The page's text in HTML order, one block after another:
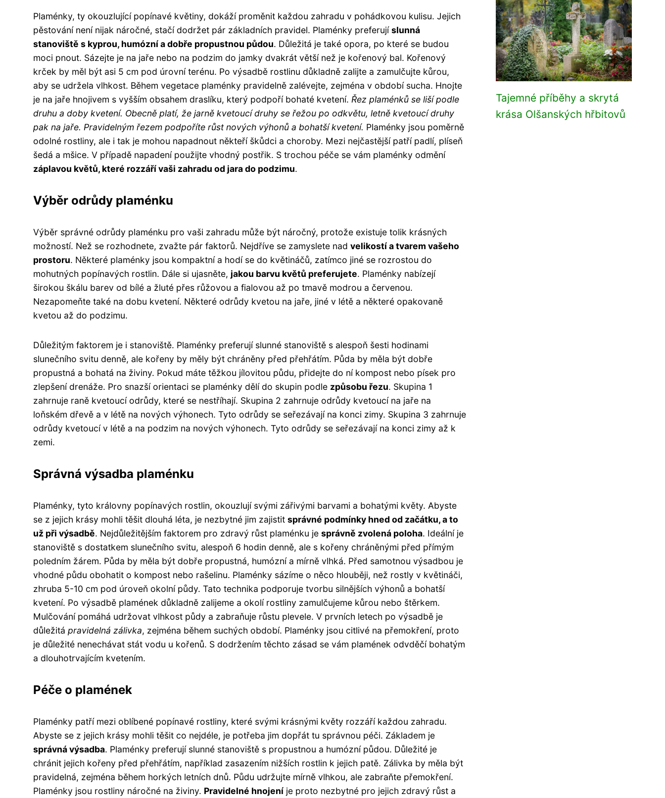
Plaménky, ty okouzlující popínavé květiny, dokáží proměnit každou zahradu v pohádkovou kulisu. Jejich
pěstování není nijak náročné, stačí dodržet pár základních pravidel. Plaménky preferujíslunná
stanoviště s kyprou, humózní a dobře propustnou půdou. Důležitá je také opora, po které se budou
moci pnout. Sázejte je na jaře nebo na podzim do jamky dvakrát větší než je kořenový bal. Kořenový
krček by měl být asi 5 cm pod úrovní terénu. Po výsadbě rostlinu důkladně zalijte a zamulčujte kůrou,
aby se udržela vlhkost. Během vegetace plaménky pravidelně zalévejte, zejména v období sucha. Hnojte
je na jaře hnojivem s vyšším obsahem draslíku, který podpoří bohaté kvetení. Řez plaménků se liší podle
druhu a doby kvetení. Obecně platí, že jarně kvetoucí druhy se řežou po odkvětu, letně kvetoucí druhy
pak na jaře. Pravidelným řezem podpoříte růst nových výhonů a bohatší kvetení. Plaménky jsou poměrně
odolné rostliny, ale i tak je mohou napadnout někteří škůdci a choroby. Mezi nejčastější patří padlí, plíseň
šedá a mšice. V případě napadení použijte vhodný postřik. S trochou péče se vám plaménky odmění
záplavou květů, které rozzáří vaši zahradu od jara do podzimu.
Výběr odrůdy plaménku
Výběr správné odrůdy plaménku pro vaši zahradu může být náročný, protože existuje tolik krásných
možností. Než se rozhodnete, zvažte pár faktorů. Nejdříve se zamyslete nad velikostí a tvarem vašeho
prostoru. Některé plaménky jsou kompaktní a hodí se do květináčů, zatímco jiné se rozrostou do
mohutných popínavých rostlin. Dále si ujasněte, jakou barvu květů preferujete. Plaménky nabízejí
širokou škálu barev od bílé a žluté přes růžovou a fialovou až po tmavě modrou a červenou.
Nezapomeňte také na dobu kvetení. Některé odrůdy kvetou na jaře, jiné v létě a některé opakovaně
kvetou až do podzimu.
Důležitým faktorem je i stanoviště. Plaménky preferují slunné stanoviště s alespoň šesti hodinami
slunečního svitu denně, ale kořeny by měly být chráněny před přehřátím. Půda by měla být dobře
propustná a bohatá na živiny. Pokud máte těžkou jílovitou půdu, přidejte do ní kompost nebo písek pro
zlepšení drenáže. Pro snazší orientaci se plaménky dělí do skupin podle způsobu řezu. Skupina 1
zahrnuje raně kvetoucí odrůdy, které se nestříhají. Skupina 2 zahrnuje odrůdy kvetoucí na jaře na
loňském dřevě a v létě na nových výhonech. Tyto odrůdy se seřezávají na konci zimy. Skupina 3 zahrnuje
odrůdy kvetoucí v létě a na podzim na nových výhonech. Tyto odrůdy se seřezávají na konci zimy až k
zemi.
Správná výsadba plaménku
Plaménky, tyto královny popínavých rostlin, okouzlují svými zářivými barvami a bohatými květy. Abyste
se z jejich krásy mohli těšit dlouhá léta, je nezbytné jim zajistit správné podmínky hned od začátku, a to
už při výsadbě. Nejdůležitějším faktorem pro zdravý růst plaménku je správně zvolená poloha. Ideální je
stanoviště s dostatkem slunečního svitu, alespoň 6 hodin denně, ale s kořeny chráněnými před přímým
poledním žárem. Půda by měla být dobře propustná, humózní a mírně vlhká. Před samotnou výsadbou je
vhodné půdu obohatit o kompost nebo rašelinu. Plaménky sázíme o něco hlouběji, než rostly v květináči,
zhruba 5-10 cm pod úroveň okolní půdy. Tato technika podporuje tvorbu silnějších výhonů a bohatší
kvetení. Po výsadbě plamének důkladně zalijeme a okolí rostliny zamulčujeme kůrou nebo štěrkem.
Mulčování pomáhá udržovat vlhkost půdy a zabraňuje růstu plevele. V prvních letech po výsadbě je
důležitá pravidelná zálivka, zejména během suchých období. Plaménky jsou citlivé na přemokření, proto
je důležité nenechávat stát vodu u kořenů. S dodržením těchto zásad se vám plamének odvděčí bohatým
a dlouhotrvajícím kvetením.
Péče o plamének
Plaménky patří mezi oblíbené popínavé rostliny, které svými krásnými květy rozzáří každou zahradu.
Abyste se z jejich krásy mohli těšit co nejdéle, je potřeba jim dopřát tu správnou péči. Základem je
správná výsadba. Plaménky preferují slunné stanoviště s propustnou a humózní půdou. Důležité je
chránit jejich kořeny před přehřátím, například zasazením nižších rostlin k jejich patě. Zálivka by měla být
pravidelná, zejména během horkých letních dnů. Půdu udržujte mírně vlhkou, ale zabraňte přemokření.
Plaménky jsou rostliny náročné na živiny. Pravidelné hnojení je proto nezbytné pro jejich zdravý růst a
Tajemné příběhy a skrytá
krása Olšanských hřbitovů